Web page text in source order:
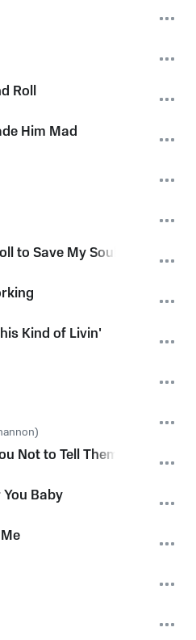
Roll
Him Mad
to Save My Soul
Kind of Livin'
Not to Tell Them
Baby